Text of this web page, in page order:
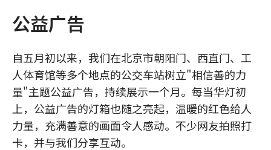
公益广告
自五月初以来，我们在北京市朝阳门、西直门、工
人体育馆等多个地点的公交车站树立"相信善的力
量"主题公益广告，持续展示一个月。每当华灯初
上，公益广告的灯箱也随之亮起，温暖的红色给人
力量，充满善意的画面令人感动。不少网友拍照打
卡，并与我们分享互动。